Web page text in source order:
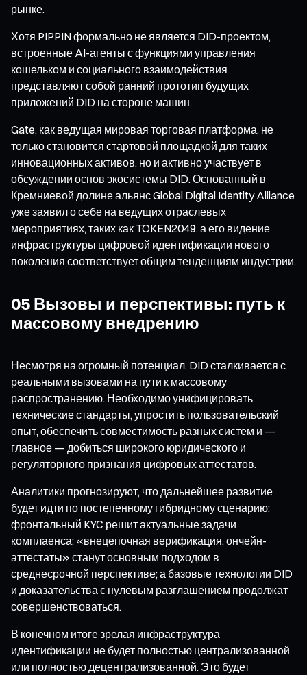
рынке.
Хотя PIPPIN формально не является DID-проектом,
встроенные AI-агенты с функциями управления
кошельком и социального взаимодействия
представляют собой ранний прототип будущих
приложений DID на стороне машин.
Gate, как ведущая мировая торговая платформа, не
только становится стартовой площадкой для таких
инновационных активов, но и активно участвует в
обсуждении основ экосистемы DID. Основанный в
Кремниевой долине альянс Global Digital Identity Alliance
уже заявил о себе на ведущих отраслевых
мероприятиях, таких как TOKEN2049, а его видение
инфраструктуры цифровой идентификации нового
поколения соответствует общим тенденциям индустрии.
05 Вызовы и перспективы: путь к
массовому внедрению
Несмотря на огромный потенциал, DID сталкивается с
реальными вызовами на пути к массовому
распространению. Необходимо унифицировать
технические стандарты, упростить пользовательский
опыт, обеспечить совместимость разных систем и —
главное — добиться широкого юридического и
регуляторного признания цифровых аттестатов.
Аналитики прогнозируют, что дальнейшее развитие
будет идти по постепенному гибридному сценарию:
фронтальный KYC решит актуальные задачи
комплаенса; «внецепочная верификация, ончейн-
аттестаты» станут основным подходом в
среднесрочной перспективе; а базовые технологии DID
и доказательства с нулевым разглашением продолжат
совершенствоваться.
В конечном итоге зрелая инфраструктура
идентификации не будет полностью централизованной
или полностью децентрализованной. Это будет